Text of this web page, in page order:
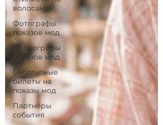
волосам
Фотографы
показов мод
Видеографы
показов мод
Бесплатные
билеты на
показы мод
Партнёры
события